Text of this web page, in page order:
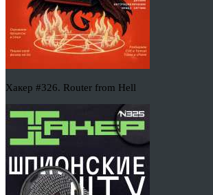
Хакер #326. Router from Hell